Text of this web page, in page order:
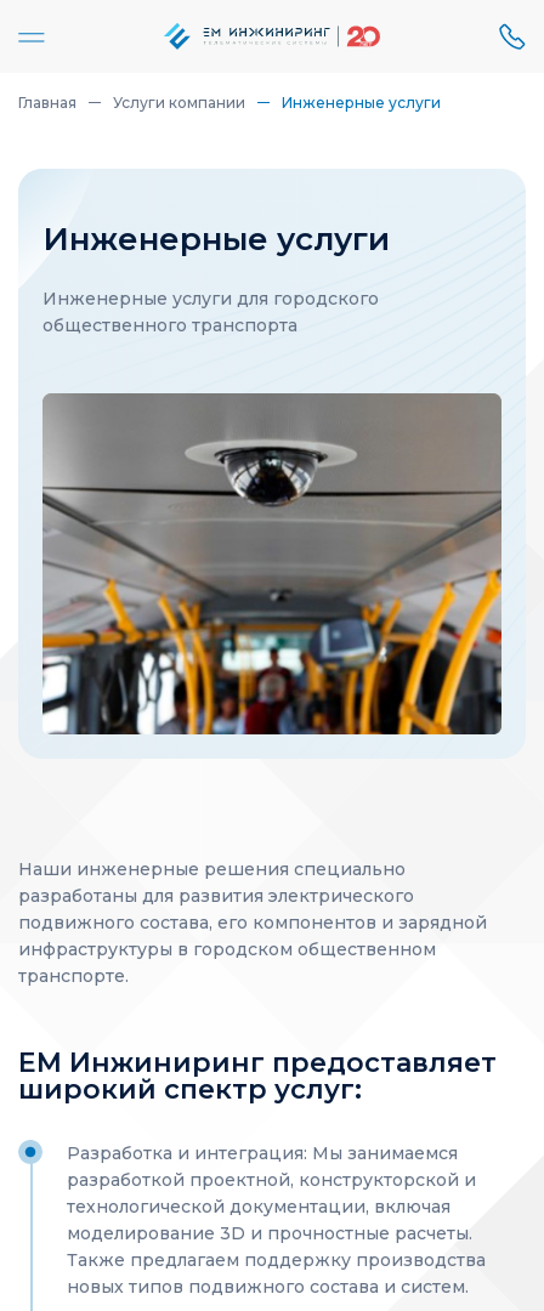
Главная Услуги компании Инженерные услуги
Инженерные услуги
Инженерные услуги для городского
общественного транспорта
Наши инженерные решения специально
разработаны для развития электрического
подвижного состава, его компонентов и зарядной
инфраструктуры в городском общественном
транспорте.
ЕМ Инжиниринг предоставляет
широкий спектр услуг:
Разработка и интеграция: Мы занимаемся
разработкой проектной, конструкторской и
технологической документации, включая
моделирование 3D и прочностные расчеты.
Также предлагаем поддержку производства
новых типов подвижного состава и систем.